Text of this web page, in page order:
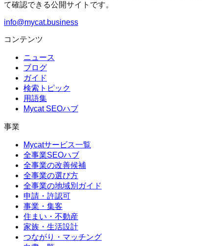
て確認できる公開サイトです。
info@mycat.business
コンテンツ
ニュース
ブログ
ガイド
検索トピック
用語集
Mycat SEOハブ
事業
Mycatサービス一覧
全事業SEOハブ
全事業の改善候補
全事業の選び方
全事業の地域別ガイド
申請・許認可
事業・集客
住まい・不動産
家族・生活設計
つながり・マッチング